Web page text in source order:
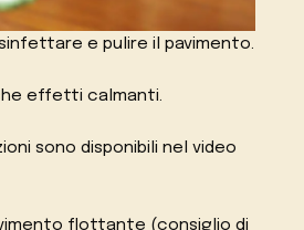
e pulire il pavimento.
effetti calmanti.
sono disponibili nel video
flottante (consiglio di